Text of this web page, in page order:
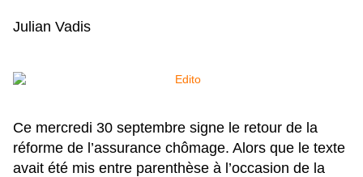
Julian Vadis
Ce mercredi 30 septembre signe le retour de la
réforme de l’assurance chômage. Alors que le texte
avait été mis entre parenthèse à l’occasion de la